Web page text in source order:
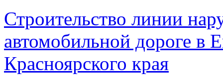
Строительство линии
автомобильной дороге в
Красноярского края